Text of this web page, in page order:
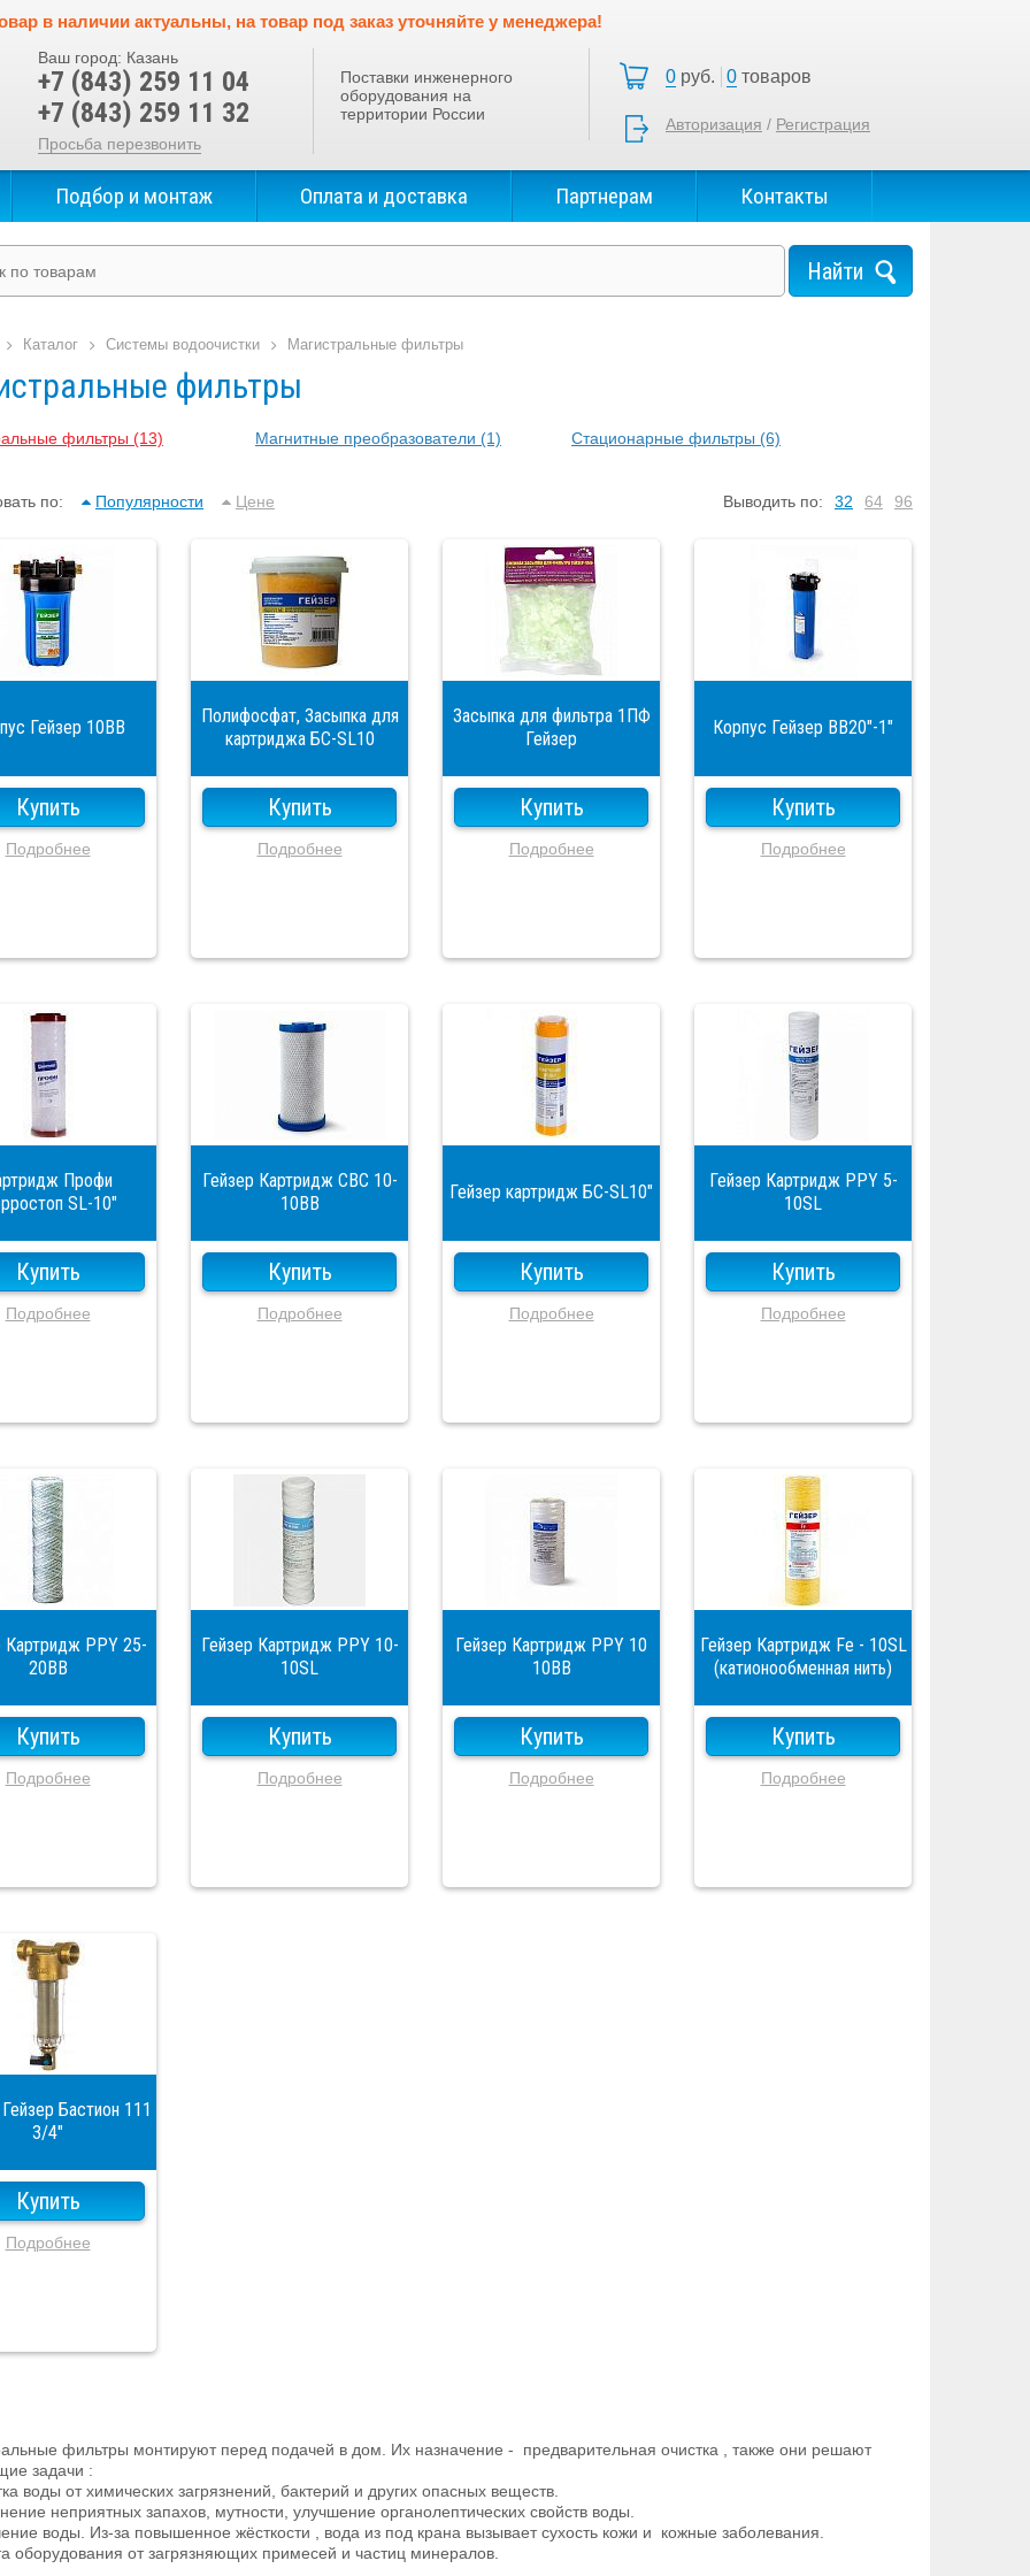
в наличии актуальны, на товар под заказ уточняйте у менеджера!
Ваш город: Казань
+7 (843) 259 11 04
+7 (843) 259 11 32
Просьба перезвонить
Поставки инженерного
оборудования на
территории России
0 руб. 0 товаров
Авторизация / Регистрация
Подбор и монтаж Оплата и доставка Партнерам Контакты
Каталог Системы водоочистки Магистральные фильтры
фильтры
фильтры (13) Магнитные преобразователи (1) Стационарные фильтры (6)
по: Популярности Цене Выводить по: 32 64 96
Гейзер 10ВВ
Купить
Подробнее
Полифосфат, Засыпка для
картриджа БC-SL10
Купить
Подробнее
Засыпка для фильтра 1ПФ
Гейзер
Купить
Подробнее
Корпус Гейзер ВВ20"-1"
Купить
Подробнее
Профи
SL-10"
Купить
Подробнее
Гейзер Картридж СВС 10-
10ВВ
Купить
Подробнее
Гейзер картридж БC-SL10"
Купить
Подробнее
Гейзер Картридж PPY 5-
10SL
Купить
Подробнее
Картридж PPY 25-
20BB
Купить
Подробнее
Гейзер Картридж PPY 10-
10SL
Купить
Подробнее
Гейзер Картридж PPY 10
10BB
Купить
Подробнее
Гейзер Картридж Fe - 10SL
(катионообменная нить)
Купить
Подробнее
Бастион 111
3/4"
Купить
Подробнее
фильтры монтируют перед подачей в дом. Их назначение - предварительная очистка , также они решают
задачи :
воды от химических загрязнений, бактерий и других опасных веществ.
неприятных запахов, мутности, улучшение органолептических свойств воды.
воды. Из-за повышенное жёсткости , вода из под крана вызывает сухость кожи и кожные заболевания.
оборудования от загрязняющих примесей и частиц минералов.